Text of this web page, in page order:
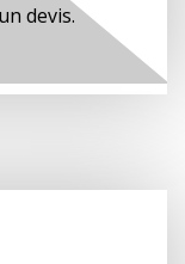
devis.